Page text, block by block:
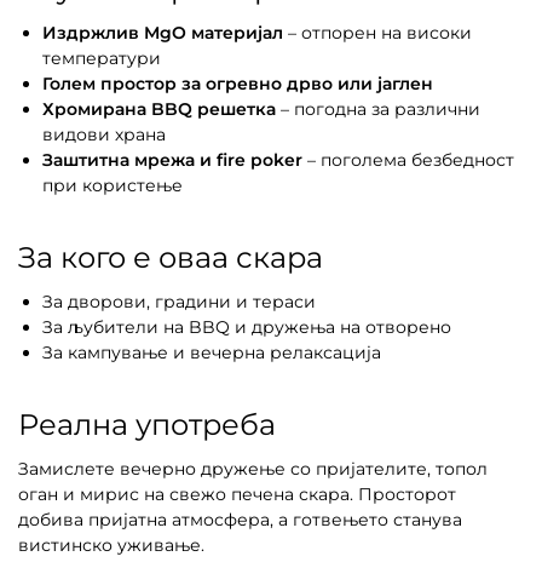
Издржлив MgO материјал – отпорен на високи
температури
Голем простор за огревно дрво или јаглен
Хромирана BBQ решетка – погодна за различни
видови храна
Заштитна мрежа и fire poker – поголема безбедност
при користење
За кого е оваа скара
За дворови, градини и тераси
За љубители на BBQ и дружења на отворено
За кампување и вечерна релаксација
Реална употреба
Замислете вечерно дружење со пријателите, топол
оган и мирис на свежо печена скара. Просторот
добива пријатна атмосфера, а готвењето станува
вистинско уживање.